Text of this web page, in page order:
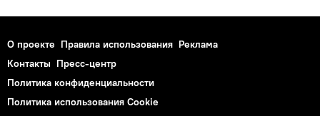
О проекте Правила использования Реклама
Контакты Пресс-центр
Политика конфиденциальности
Политика использования Cookie